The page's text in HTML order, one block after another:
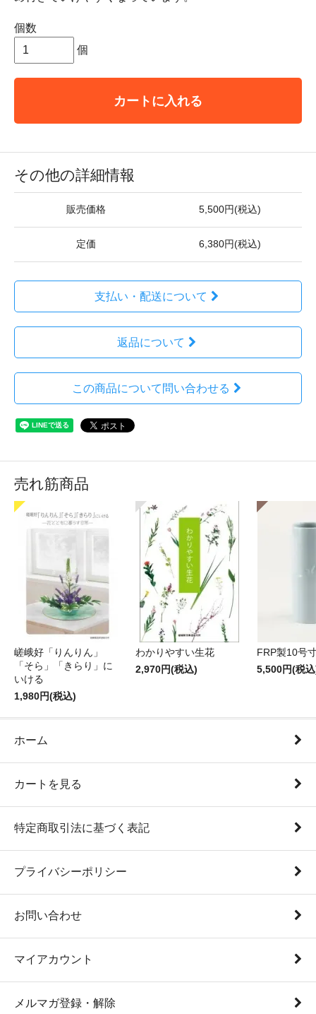
個数
個
カートに入れる
その他の詳細情報
販売価格 5,500円(税込)
定価 6,380円(税込)
支払い・配送について
返品について
この商品について問い合わせる
売れ筋商品
嵯峨好「りんりん」
「そら」「きらり」に
いける
1,980円(税込)
わかりやすい生花
2,970円(税込)
FRP製10号
5,500円(税
ホーム
カートを見る
特定商取引法に基づく表記
プライバシーポリシー
お問い合わせ
マイアカウント
メルマガ登録・解除